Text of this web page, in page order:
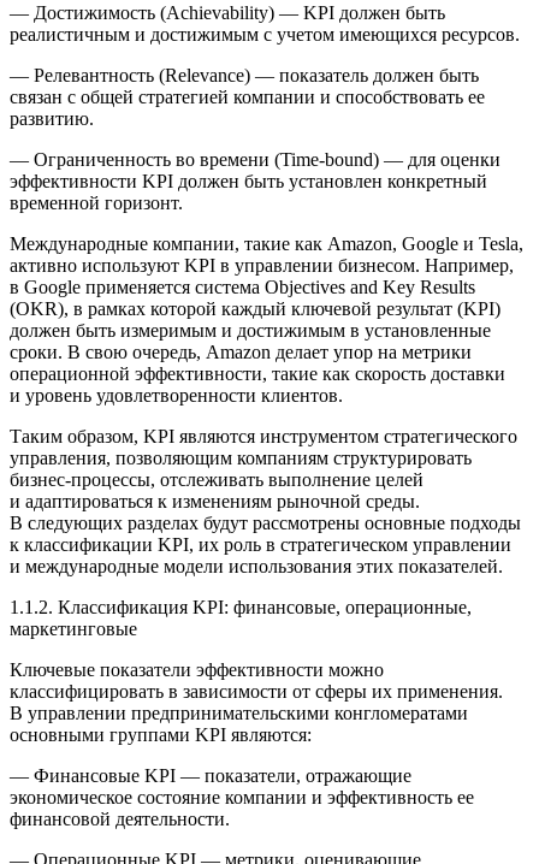
— Достижимость (Achievability) — KPI должен быть
реалистичным и достижимым с учетом имеющихся ресурсов.
— Релевантность (Relevance) — показатель должен быть
связан с общей стратегией компании и способствовать ее
развитию.
— Ограниченность во времени (Time-bound) — для оценки
эффективности KPI должен быть установлен конкретный
временной горизонт.
Международные компании, такие как Amazon, Google и Tesla,
активно используют KPI в управлении бизнесом. Например,
в Google применяется система Objectives and Key Results
(OKR), в рамках которой каждый ключевой результат (KPI)
должен быть измеримым и достижимым в установленные
сроки. В свою очередь, Amazon делает упор на метрики
операционной эффективности, такие как скорость доставки
и уровень удовлетворенности клиентов.
Таким образом, KPI являются инструментом стратегического
управления, позволяющим компаниям структурировать
бизнес-процессы, отслеживать выполнение целей
и адаптироваться к изменениям рыночной среды.
В следующих разделах будут рассмотрены основные подходы
к классификации KPI, их роль в стратегическом управлении
и международные модели использования этих показателей.
1.1.2. Классификация KPI: финансовые, операционные,
маркетинговые
Ключевые показатели эффективности можно
классифицировать в зависимости от сферы их применения.
В управлении предпринимательскими конгломератами
основными группами KPI являются:
— Финансовые KPI — показатели, отражающие
экономическое состояние компании и эффективность ее
финансовой деятельности.
— Операционные KPI — метрики, оценивающие